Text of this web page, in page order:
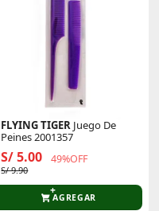
FLYING TIGER Juego De
Peines 2001357
S/ 5.00 49%OFF
S/ 9.90
AGREGAR